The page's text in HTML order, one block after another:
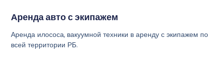
Аренда авто с экипажем
Аренда илососа, вакуумной техники в аренду с экипажем по
всей территории РБ.